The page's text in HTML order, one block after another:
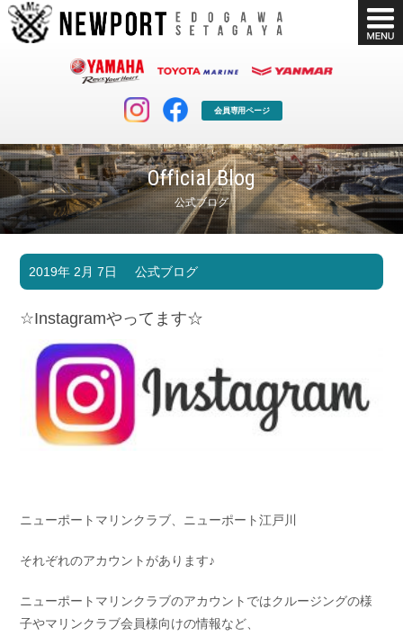
会員専用ページ
Official Blog
公式ブログ
マリンクラブ
マリンライフを堪能したい！
ボート販売
ボート免許
長年の実績と信頼！
店舗情報
Shop Info. Blog
お問い合わせ
Contact us
会社概要
2019年 2月 7日 公式ブログ
☆Instagramやってます☆
ニューポートマリンクラブ、ニューポート江戸川
それぞれのアカウントがあります♪
ニューポートマリンクラブのアカウントではクルージングの様
子やマリンクラブ会員様向けの情報など、